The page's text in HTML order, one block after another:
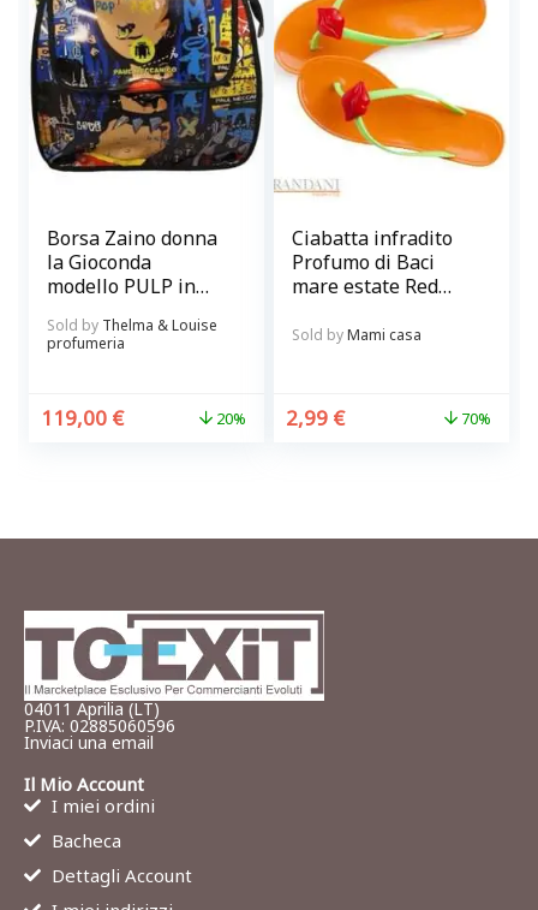
Borsa Zaino donna
la Gioconda
modello PULP in
Meccanico
Sold by Thelma & Louise
profumeria
119,00 € 20%
Ciabatta infradito
Profumo di Baci
mare estate Red
BRANDANI
Sold byMami casa
2,99 € 70%
04011 Aprilia (LT)
P.IVA: 02885060596
Inviaci una email
Il Mio Account
I miei ordini
Bacheca
Dettagli Account